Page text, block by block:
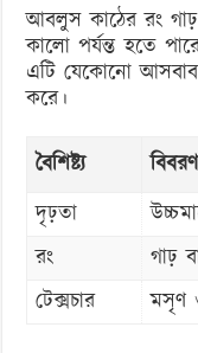
আবলুস কাঠের রং
কালো পর্যন্ত হতে
এটি যেকোনো আসবাব
করে।
বৈশিষ্ট্য
বিবরণ
দৃঢ়তা
রং
গাঢ়
টেক্সচার
মসৃণ